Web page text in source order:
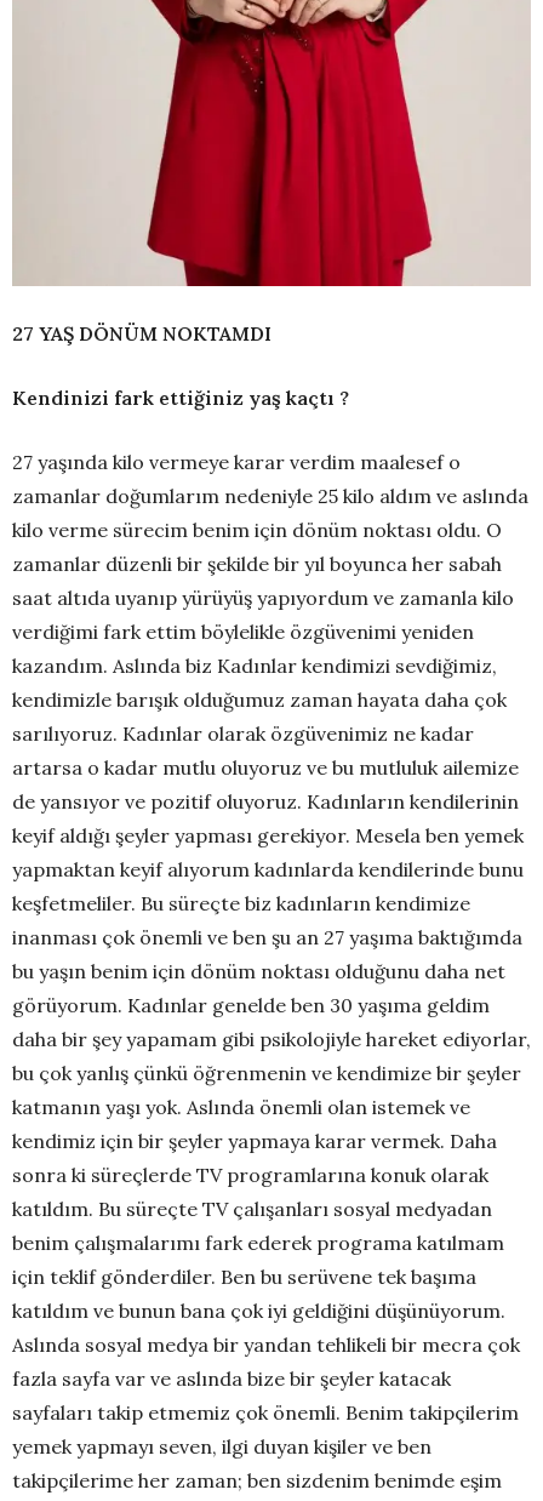
27 YAŞ DÖNÜM NOKTAMDI
Kendinizi fark ettiğiniz yaş kaçtı ?
27 yaşında kilo vermeye karar verdim maalesef o
zamanlar doğumlarım nedeniyle 25 kilo aldım ve aslında
kilo verme sürecim benim için dönüm noktası oldu. O
zamanlar düzenli bir şekilde bir yıl boyunca her sabah
saat altıda uyanıp yürüyüş yapıyordum ve zamanla kilo
verdiğimi fark ettim böylelikle özgüvenimi yeniden
kazandım. Aslında biz Kadınlar kendimizi sevdiğimiz,
kendimizle barışık olduğumuz zaman hayata daha çok
sarılıyoruz. Kadınlar olarak özgüvenimiz ne kadar
artarsa o kadar mutlu oluyoruz ve bu mutluluk ailemize
de yansıyor ve pozitif oluyoruz. Kadınların kendilerinin
keyif aldığı şeyler yapması gerekiyor. Mesela ben yemek
yapmaktan keyif alıyorum kadınlarda kendilerinde bunu
keşfetmeliler. Bu süreçte biz kadınların kendimize
inanması çok önemli ve ben şu an 27 yaşıma baktığımda
bu yaşın benim için dönüm noktası olduğunu daha net
görüyorum. Kadınlar genelde ben 30 yaşıma geldim
daha bir şey yapamam gibi psikolojiyle hareket ediyorlar,
bu çok yanlış çünkü öğrenmenin ve kendimize bir şeyler
katmanın yaşı yok. Aslında önemli olan istemek ve
kendimiz için bir şeyler yapmaya karar vermek. Daha
sonra ki süreçlerde TV programlarına konuk olarak
katıldım. Bu süreçte TV çalışanları sosyal medyadan
benim çalışmalarımı fark ederek programa katılmam
için teklif gönderdiler. Ben bu serüvene tek başıma
katıldım ve bunun bana çok iyi geldiğini düşünüyorum.
Aslında sosyal medya bir yandan tehlikeli bir mecra çok
fazla sayfa var ve aslında bize bir şeyler katacak
sayfaları takip etmemiz çok önemli. Benim takipçilerim
yemek yapmayı seven, ilgi duyan kişiler ve ben
takipçilerime her zaman; ben sizdenim benimde eşim